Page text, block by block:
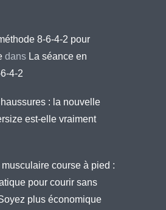
8-6-4-2 pour
dans La séance en
4-2
: la nouvelle
est-elle vraiment
course à pied :
pour courir sans
plus économique